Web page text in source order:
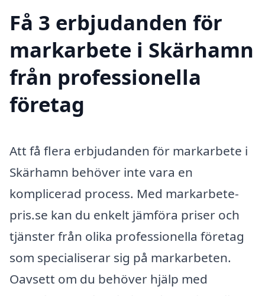
Få 3 erbjudanden för
markarbete i Skärhamn
från professionella
företag
Att få flera erbjudanden för markarbete i
Skärhamn behöver inte vara en
komplicerad process. Med markarbete-
pris.se kan du enkelt jämföra priser och
tjänster från olika professionella företag
som specialiserar sig på markarbeten.
Oavsett om du behöver hjälp med